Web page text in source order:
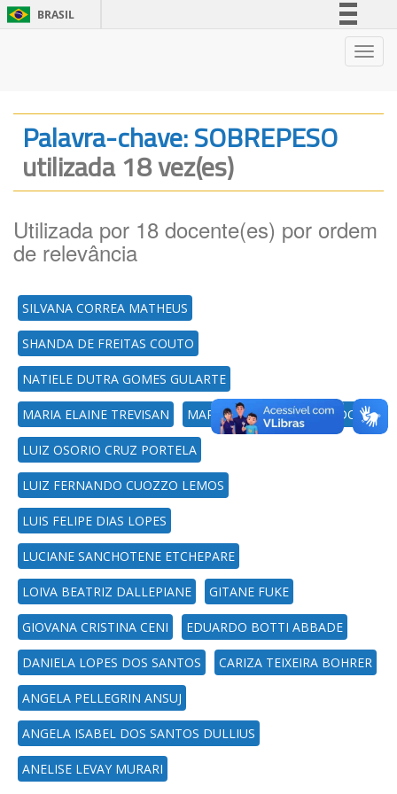
BRASIL
Legislação
Palavra-chave: SOBREPESO
utilizada 18 vez(es)
Utilizada por 18 docente(es) por ordem
de relevância
SILVANA CORREA MATHEUS
SHANDA DE FREITAS COUTO
NATIELE DUTRA GOMES GULARTE
MARIA ELAINE TREVISAN MARCOS DA SILVA AZEVEDO
LUIZ OSORIO CRUZ PORTELA
LUIZ FERNANDO CUOZZO LEMOS
LUIS FELIPE DIAS LOPES
LUCIANE SANCHOTENE ETCHEPARE
LOIVA BEATRIZ DALLEPIANE GITANE FUKE
GIOVANA CRISTINA CENI EDUARDO BOTTI ABBADE
DANIELA LOPES DOS SANTOS CARIZA TEIXEIRA BOHRER
ANGELA PELLEGRIN ANSUJ
ANGELA ISABEL DOS SANTOS DULLIUS
ANELISE LEVAY MURARI